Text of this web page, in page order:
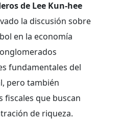
de Lee Kun-hee
la discusión sobre
en la economía
fundamentales del
pero también
fiscales que buscan
de riqueza.